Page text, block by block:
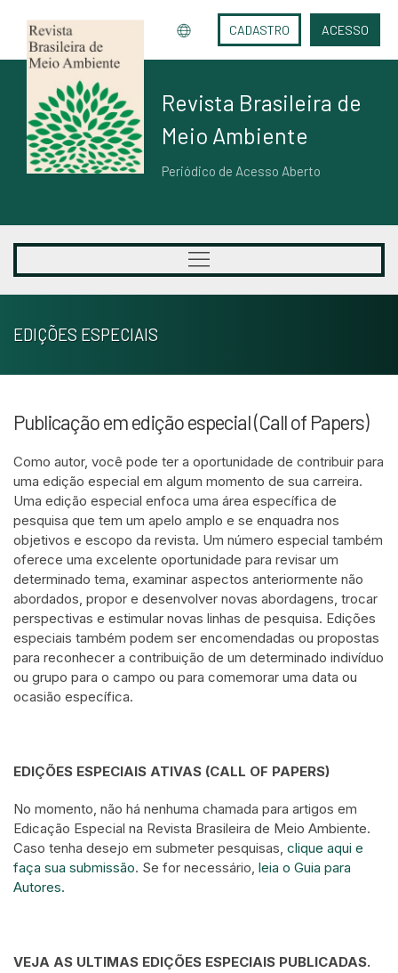
CADASTRO ACESSO
Revista Brasileira de
Meio Ambiente
Periódico de Acesso Aberto
EDIÇÕES ESPECIAIS
Publicação em edição especial (Call of Papers)
Como autor, você pode ter a oportunidade de contribuir para
uma edição especial em algum momento de sua carreira.
Uma edição especial enfoca uma área específica de
pesquisa que tem um apelo amplo e se enquadra nos
objetivos e escopo da revista. Um número especial também
oferece uma excelente oportunidade para revisar um
determinado tema, examinar aspectos anteriormente não
abordados, propor e desenvolver novas abordagens, trocar
perspectivas e estimular novas linhas de pesquisa. Edições
especiais também podem ser encomendadas ou propostas
para reconhecer a contribuição de um determinado indivíduo
ou grupo para o campo ou para comemorar uma data ou
ocasião específica.
EDIÇÕES ESPECIAIS ATIVAS (CALL OF PAPERS)
No momento, não há nenhuma chamada para artigos em
Edicação Especial na Revista Brasileira de Meio Ambiente.
Caso tenha desejo em submeter pesquisas, clique aqui e
faça sua submissão. Se for necessário, leia o Guia para
Autores.
VEJA AS ULTIMAS EDIÇÕES ESPECIAIS PUBLICADAS.